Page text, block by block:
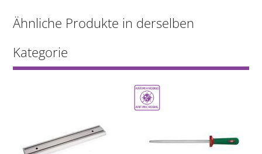
Ähnliche Produkte in derselben
Kategorie